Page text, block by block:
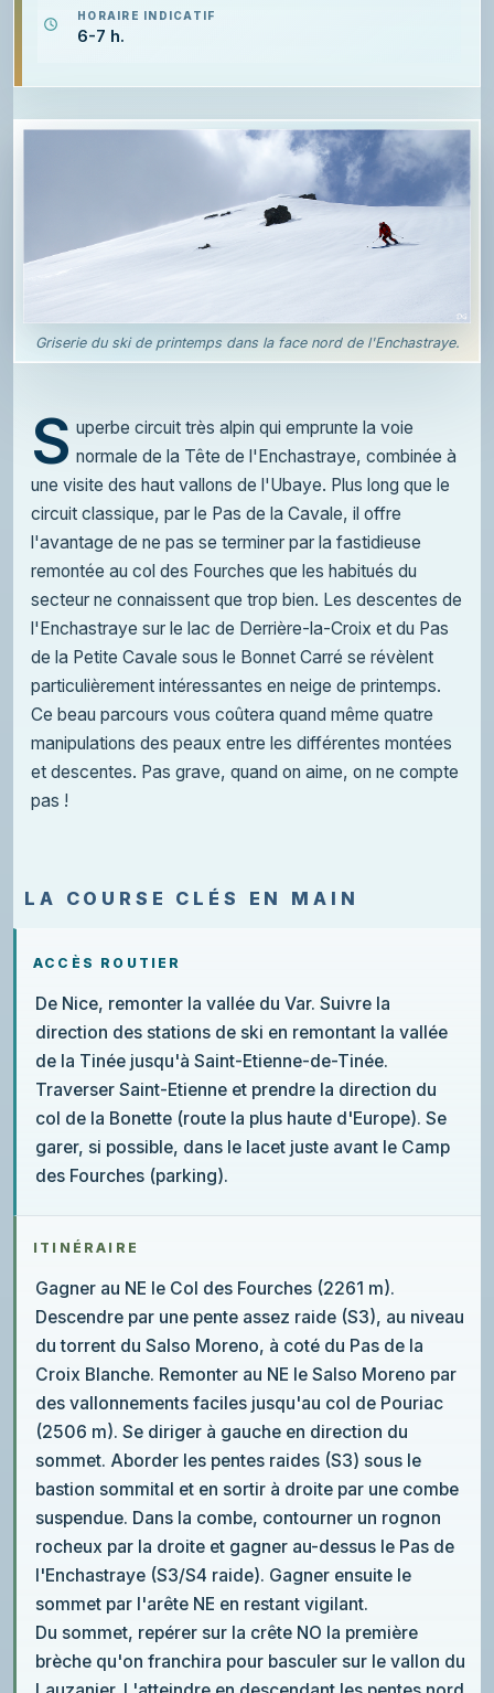
HORAIRE INDICATIF
6-7 h.
Griserie du ski de printemps dans la face nord de l'Enchastraye.
S uperbe circuit très alpin qui emprunte la voie
normale de la Tête de l'Enchastraye, combinée à
une visite des haut vallons de l'Ubaye. Plus long que le
circuit classique, par le Pas de la Cavale, il offre
l'avantage de ne pas se terminer par la fastidieuse
remontée au col des Fourches que les habitués du
secteur ne connaissent que trop bien. Les descentes de
l'Enchastraye sur le lac de Derrière-la-Croix et du Pas
de la Petite Cavale sous le Bonnet Carré se révèlent
particulièrement intéressantes en neige de printemps.
Ce beau parcours vous coûtera quand même quatre
manipulations des peaux entre les différentes montées
et descentes. Pas grave, quand on aime, on ne compte
pas !
LA COURSE CLÉS EN MAIN
ACCÈS ROUTIER
De Nice, remonter la vallée du Var. Suivre la
direction des stations de ski en remontant la vallée
de la Tinée jusqu'à Saint-Etienne-de-Tinée.
Traverser Saint-Etienne et prendre la direction du
col de la Bonette (route la plus haute d'Europe). Se
garer, si possible, dans le lacet juste avant le Camp
des Fourches (parking).
ITINÉRAIRE
Gagner au NE le Col des Fourches (2261 m).
Descendre par une pente assez raide (S3), au niveau
du torrent du Salso Moreno, à coté du Pas de la
Croix Blanche. Remonter au NE le Salso Moreno par
des vallonnements faciles jusqu'au col de Pouriac
(2506 m). Se diriger à gauche en direction du
sommet. Aborder les pentes raides (S3) sous le
bastion sommital et en sortir à droite par une combe
suspendue. Dans la combe, contourner un rognon
rocheux par la droite et gagner au-dessus le Pas de
l'Enchastraye (S3/S4 raide). Gagner ensuite le
sommet par l'arête NE en restant vigilant.
Du sommet, repérer sur la crête NO la première
brèche qu'on franchira pour basculer sur le vallon du